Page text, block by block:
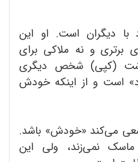
دیگران است. او این
برتری و نه ملاکی برای
(کپی) شخص دیگری
است و از اینکه خودش
سعی می‌کند «خودش» باشد.
نمی‌زند، ولی این